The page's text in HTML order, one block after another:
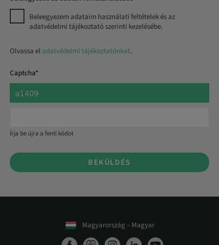
Beleegyezem adataim használati feltételek és az
adatvédelmi tájékoztató szerinti kezelésébe.
Olvassa el adatvédelmi tájékoztatónkat.
Captcha*
Írja be újra a fenti kódot
BEKÜLDÉS
Magyarország – Magyar